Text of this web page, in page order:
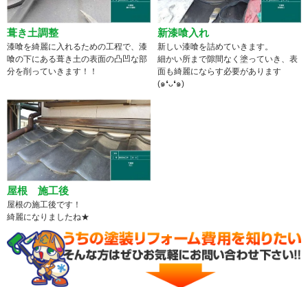
葺き土調整
漆喰を綺麗に入れるための工程で、漆
喰の下にある葺き土の表面の凸凹な部
分を削っていきます！！
新漆喰入れ
新しい漆喰を詰めていきます。
細かい所まで隙間なく塗っていき、表
面も綺麗にならす必要があります
(๑❛ᴗ❛๑)
屋根 施工後
屋根の施工後です！
綺麗になりましたね★